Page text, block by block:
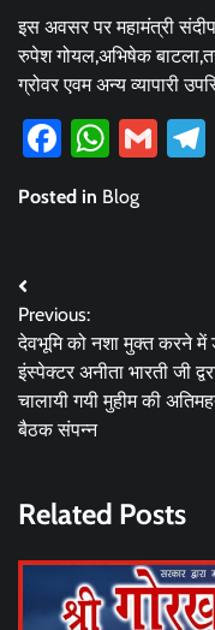
इस अवसर पर महामंत्री
रुपेश गोयल,अभिषेक
ग्रोवर एवम अन्य व्यापारी
Facebook
Posted in Blog
Post
navigation
Previous:
देवभूमि को नशा मुक्त करने में
इंस्पेक्टर अनीता भारती जी
चालायी गयी मुहीम की
बैठक संपन्न
Related Posts